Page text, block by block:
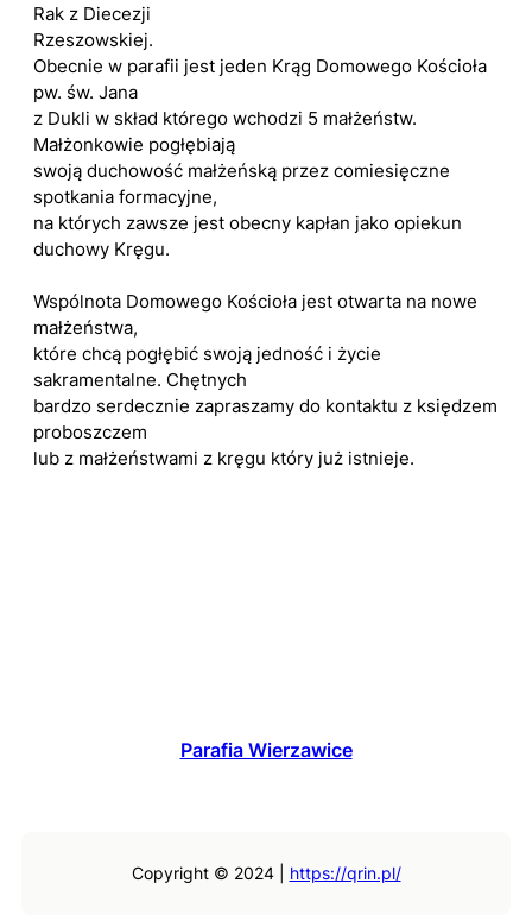
Rak z Diecezji
Rzeszowskiej.
Obecnie w parafii jest jeden Krąg Domowego Kościoła
pw. św. Jana
z Dukli w skład którego wchodzi 5 małżeństw.
Małżonkowie pogłębiają
swoją duchowość małżeńską przez comiesięczne
spotkania formacyjne,
na których zawsze jest obecny kapłan jako opiekun
duchowy Kręgu.
Wspólnota Domowego Kościoła jest otwarta na nowe
małżeństwa,
które chcą pogłębić swoją jedność i życie
sakramentalne. Chętnych
bardzo serdecznie zapraszamy do kontaktu z księdzem
proboszczem
lub z małżeństwami z kręgu który już istnieje.
Parafia Wierzawice
Copyright © 2024 | https://qrin.pl/